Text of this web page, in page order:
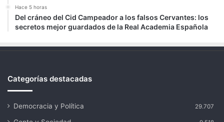
Hace 5 horas
Del cráneo del Cid Campeador a los falsos Cervantes: los
secretos mejor guardados de la Real Academia Española
Categorías destacadas
Democracia y Política 29.707